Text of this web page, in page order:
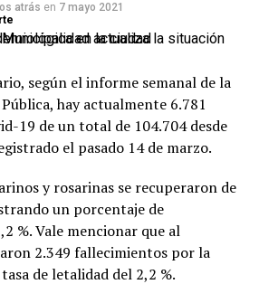
atrás en 7 mayo 2021
según el informe semanal de la
hay actualmente 6.781
19 de un total de 104.704 desde
el pasado 14 de marzo.
y rosarinas se recuperaron de
un porcentaje de
%. Vale mencionar que al
2.349 fallecimientos por la
de letalidad del 2,2 %.